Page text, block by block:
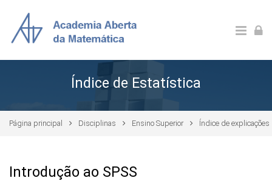
Índice de Estatística
Página principal Disciplinas Ensino Superior Índice de
Introdução ao SPSS